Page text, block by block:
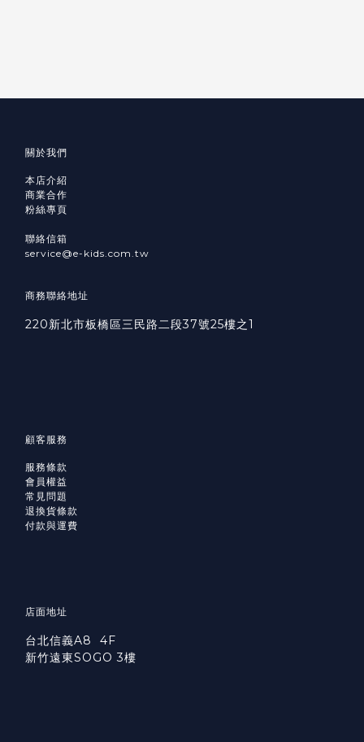
關於我們
本店介紹
商業合作
粉絲專頁
聯絡信箱
service@e-kids.com.tw
商務聯絡地址
220新北市板橋區三民路二段37號25樓之1
顧客服務
服務條款
會員權益
常見問題
退換貨條款
付款與運費
店面地址
台北信義A8 4F
新竹遠東SOGO 3樓